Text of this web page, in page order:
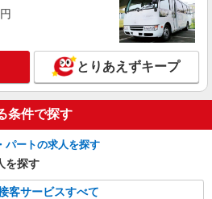
とりあえずキープ
条件で探す
パートの求人を探す
を探す
客サービスすべて